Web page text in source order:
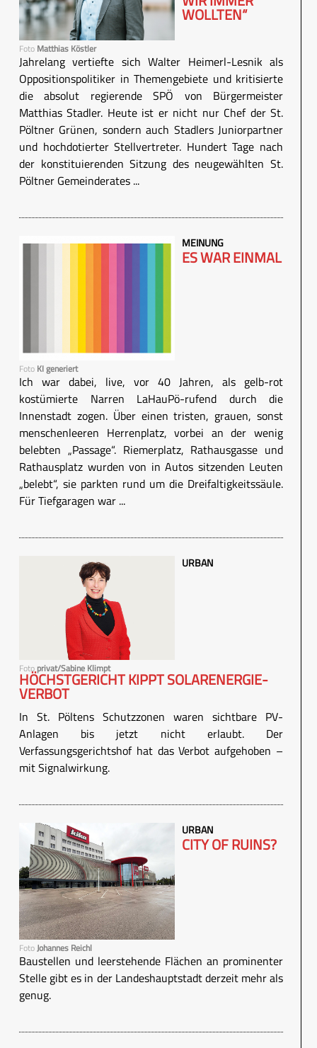
Foto Matthias Köstler
WOLLTEN“
Jahrelang vertiefte sich Walter Heimerl-Lesnik als
Oppositionspolitiker in Themengebiete und kritisierte
die absolut regierende SPÖ von Bürgermeister
Matthias Stadler. Heute ist er nicht nur Chef der St.
Pöltner Grünen, sondern auch Stadlers Juniorpartner
und hochdotierter Stellvertreter. Hundert Tage nach
der konstituierenden Sitzung des neugewählten St.
Pöltner Gemeinderates ...
Foto KI generiert
MEINUNG
ES WAR EINMAL
Ich war dabei, live, vor 40 Jahren, als gelb-rot
kostümierte Narren LaHauPö-rufend durch die
Innenstadt zogen. Über einen tristen, grauen, sonst
menschenleeren Herrenplatz, vorbei an der wenig
belebten „Passage“. Riemerplatz, Rathausgasse und
Rathausplatz wurden von in Autos sitzenden Leuten
„belebt“, sie parkten rund um die Dreifaltigkeitssäule.
Für Tiefgaragen war ...
Foto privat/Sabine Klimpt
URBAN
HÖCHSTGERICHT KIPPT SOLARENERGIE-
VERBOT
In St. Pöltens Schutzzonen waren sichtbare PV-
Anlagen bis jetzt nicht erlaubt. Der
Verfassungsgerichtshof hat das Verbot aufgehoben –
mit Signalwirkung.
FotoJohannes Reichl
URBAN
CITY OF RUINS?
Baustellen und leerstehende Flächen an prominenter
Stelle gibt es in der Landeshauptstadt derzeit mehr als
genug.